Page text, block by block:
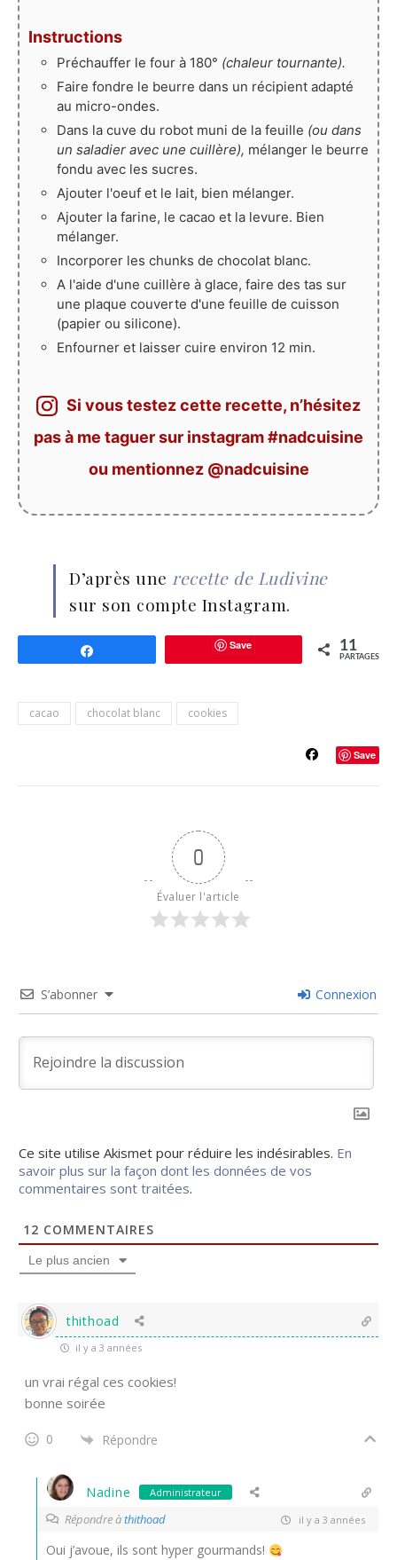
Instructions
Préchauffer le four à 180° (chaleur tournante).
Faire fondre le beurre dans un récipient adapté
au micro-ondes.
Dans la cuve du robot muni de la feuille (ou dans
un saladier avec une cuillère), mélanger le beurre
fondu avec les sucres.
Ajouter l'oeuf et le lait, bien mélanger.
Ajouter la farine, le cacao et la levure. Bien
mélanger.
Incorporer les chunks de chocolat blanc.
A l'aide d'une cuillère à glace, faire des tas sur
une plaque couverte d'une feuille de cuisson
(papier ou silicone).
Enfourner et laisser cuire environ 12 min.
Si vous testez cette recette, n’hésitez
pas à me taguer sur instagram #nadcuisine
ou mentionnez @nadcuisine
D’après une recette de Ludivine
sur son compte Instagram.
Save 11
PARTAGES
cacao chocolat blanc cookies
Save
0
Évaluer l'article
S’abonner Connexion
Ce site utilise Akismet pour réduire les indésirables. En
savoir plus sur la façon dont les données de vos
commentaires sont traitées.
12 COMMENTAIRES
Le plus ancien
thithoad
il y a 3 années
un vrai régal ces cookies!
bonne soirée
0 Répondre
Nadine Administrateur
Répondre àthithoad il y a 3 années
Oui j’avoue, ils sont hyper gourmands!